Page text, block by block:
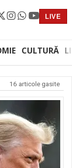
LIVE
CULTURĂ
16 articole gasite